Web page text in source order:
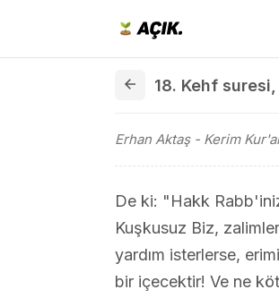
18. Kehf suresi
Erhan Aktaş- Kerim
De ki: "Hakk
Kuşkusuz Biz,
yardım isterlerse,
bir içecektir! Ve ne